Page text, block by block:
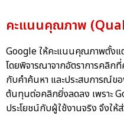
คะแนนคุณภาพ
Google ให้คะแนนคุณภาพตั้ง
โดยพิจารณาจากอัตราการคลิก
กับคำค้นหา และประสบการณ์ข
ต้นทุนต่อคลิกยิ่งลดลง เพราะ
ประโยชน์กับผู้ใช้งานจริง จึงใ